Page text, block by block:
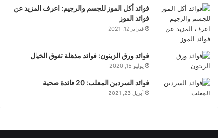
فوائد أكل الموز للجسم والرجيم: اعرف المزيد عن
فوائد الموز
فبراير 12, 2021
فوائد ورق الزيتون: فوائد مذهلة تفوق الخيال
يوليو 15, 2020
فوائد السردين المعلب: 20 فائدة صحية
أبريل 23, 2021